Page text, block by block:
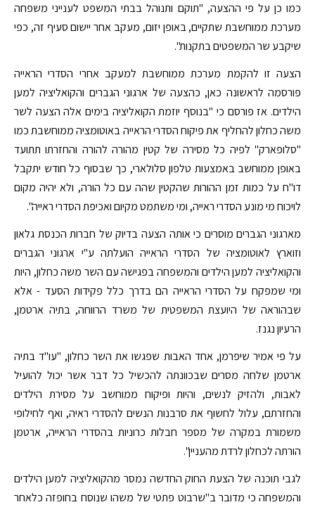
כמו כן על פי ההצעה, "תוקם ותנוהל בבתי המשפט לענייני משפחה
מערכת ממוחשבת שתקיים, באופן יזום, מעקב אחר יישום סעיף זה, כפי
שיקבע שר המשפטים בתקנות".
הצעה זו להקמת מערכת ממוחשבת למעקב אחרי הסדרי הראייה
פורסמה לראשונה כאן, כהצעה של ארגוני הגברים והקואליציה למען
הילדים. אז פורסם כי "בנוסף יוזמת הקואליציה בימים אלה הצעה לשר
משה כחלון להחליף את פיקוח הסדרי הראייה באוטומציה ממוחשבת כמו
"סלופארק" לפיה כל מסירה של קטין מהורה להורה והחזרתו תתועד
באופן ממוחשב באמצעות טלפון סלולארי, כך שבסוף כל חודש יתקבל
דו"ח על כמות זמן ההורות שהקטין שהה עם כל הורה, ולא יהיה מקום
לויכוח מי מונע הסדרי ראייה, ומי משתמט מקיום ואכיפת הסדרי ראייה".
מארגוני הגברים מוסרים כי אותה הצעה בדיוק של חברות הכנסת גלאון
וזוארץ לאוטומציה של הסדרי הראייה הועלתה ע"י ארגוני הגברים
והקואליציה למען הילדים והמשפחה בפגישה עם השר משה כחלון, היות
ומי שמפקח על הסדרי הראייה הם בדרך כלל פקידות הסעד - אלא
שבהוראה של היועצת המשפטית של משרד הרווחה, בתיה ארטמן,
הרעיון נגנז.
על פי אמיר שיפרמן, אחד האבות שפגשו את השר כחלון, "עו"ד בתיה
ארטמן שלחה מסרים שבכוונתה להכשיל כל דבר אשר יכול להועיל
לאבות, ולהזיק לנשים, והיות ופיקוח ממוחשב על מסירת הילדים
והחזרתם, עלול לחשוף את סרבנות הנשים להסדרי ראיה, ואף לחילופי
משמורת במקרה של מספר חבלות כרוניות בהסדרי הראייה, ארטמן
הורתה לכחלון לרדת מהעניין".
לגבי תוכנה של הצעת החוק החדשה נמסר מהקואליציה למען הילדים
והמשפחה כי מדובר ב"שרבוט פתטי של משהו שנוסח בחופזה כלאחר